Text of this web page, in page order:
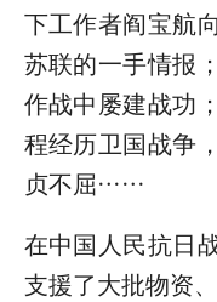
下工作者阎宝航
苏联的一手情报
作战中屡建战功
程经历卫国战争
贞不屈……
在中国人民抗日
支援了大批物资